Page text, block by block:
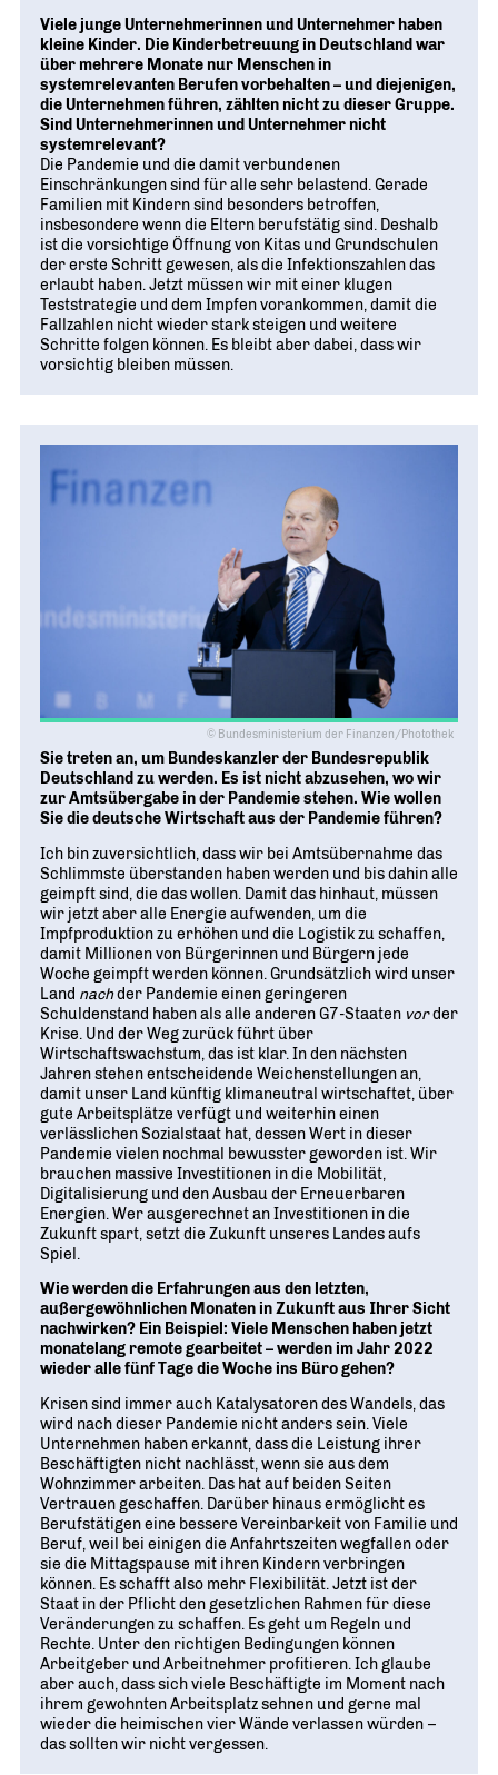
Viele junge Unternehmerinnen und Unternehmer haben
kleine Kinder. Die Kinderbetreuung in Deutschland war
über mehrere Monate nur Menschen in
systemrelevanten Berufen vorbehalten – und diejenigen,
die Unternehmen führen, zählten nicht zu dieser Gruppe.
Sind Unternehmerinnen und Unternehmer nicht
systemrelevant?
Die Pandemie und die damit verbundenen
Einschränkungen sind für alle sehr belastend. Gerade
Familien mit Kindern sind besonders betroffen,
insbesondere wenn die Eltern berufstätig sind. Deshalb
ist die vorsichtige Öffnung von Kitas und Grundschulen
der erste Schritt gewesen, als die Infektionszahlen das
erlaubt haben. Jetzt müssen wir mit einer klugen
Teststrategie und dem Impfen vorankommen, damit die
Fallzahlen nicht wieder stark steigen und weitere
Schritte folgen können. Es bleibt aber dabei, dass wir
vorsichtig bleiben müssen.
© Bundesministerium der Finanzen/Photothek
Sie treten an, um Bundeskanzler der Bundesrepublik
Deutschland zu werden. Es ist nicht abzusehen, wo wir
zur Amtsübergabe in der Pandemie stehen. Wie wollen
Sie die deutsche Wirtschaft aus der Pandemie führen?
Ich bin zuversichtlich, dass wir bei Amtsübernahme das
Schlimmste überstanden haben werden und bis dahin alle
geimpft sind, die das wollen. Damit das hinhaut, müssen
wir jetzt aber alle Energie aufwenden, um die
Impfproduktion zu erhöhen und die Logistik zu schaffen,
damit Millionen von Bürgerinnen und Bürgern jede
Woche geimpft werden können. Grundsätzlich wird unser
Land nachder Pandemie einen geringeren
Schuldenstand haben als alle anderen G7-Staaten vorder
Krise. Und der Weg zurück führt über
Wirtschaftswachstum, das ist klar. In den nächsten
Jahren stehen entscheidende Weichenstellungen an,
damit unser Land künftig klimaneutral wirtschaftet, über
gute Arbeitsplätze verfügt und weiterhin einen
verlässlichen Sozialstaat hat, dessen Wert in dieser
Pandemie vielen nochmal bewusster geworden ist. Wir
brauchen massive Investitionen in die Mobilität,
Digitalisierung und den Ausbau der Erneuerbaren
Energien. Wer ausgerechnet an Investitionen in die
Zukunft spart, setzt die Zukunft unseres Landes aufs
Spiel.
Wie werden die Erfahrungen aus den letzten,
außergewöhnlichen Monaten in Zukunft aus Ihrer Sicht
nachwirken? Ein Beispiel: Viele Menschen haben jetzt
monatelang remote gearbeitet – werden im Jahr 2022
wieder alle fünf Tage die Woche ins Büro gehen?
Krisen sind immer auch Katalysatoren des Wandels, das
wird nach dieser Pandemie nicht anders sein. Viele
Unternehmen haben erkannt, dass die Leistung ihrer
Beschäftigten nicht nachlässt, wenn sie aus dem
Wohnzimmer arbeiten. Das hat auf beiden Seiten
Vertrauen geschaffen. Darüber hinaus ermöglicht es
Berufstätigen eine bessere Vereinbarkeit von Familie und
Beruf, weil bei einigen die Anfahrtszeiten wegfallen oder
sie die Mittagspause mit ihren Kindern verbringen
können. Es schafft also mehr Flexibilität. Jetzt ist der
Staat in der Pflicht den gesetzlichen Rahmen für diese
Veränderungen zu schaffen. Es geht um Regeln und
Rechte. Unter den richtigen Bedingungen können
Arbeitgeber und Arbeitnehmer profitieren. Ich glaube
aber auch, dass sich viele Beschäftigte im Moment nach
ihrem gewohnten Arbeitsplatz sehnen und gerne mal
wieder die heimischen vier Wände verlassen würden –
das sollten wir nicht vergessen.